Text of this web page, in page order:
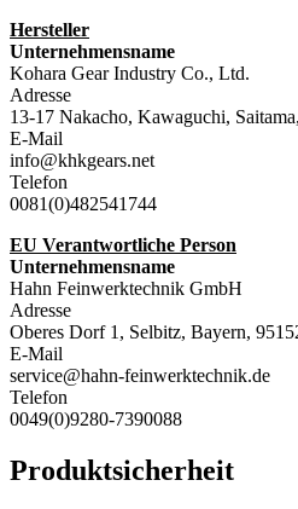
Hersteller
Unternehmensname
Kohara Gear Industry Co., Ltd.
Adresse
13-17 Nakacho, Kawaguchi,
E-Mail
info@khkgears.net
Telefon
0081(0)482541744
EU Verantwortliche Person
Unternehmensname
Hahn Feinwerktechnik GmbH
Adresse
Oberes Dorf 1, Selbitz, Bayern,
E-Mail
service@hahn-feinwerktechnik.de
Telefon
0049(0)9280-7390088
Produktsicherheit